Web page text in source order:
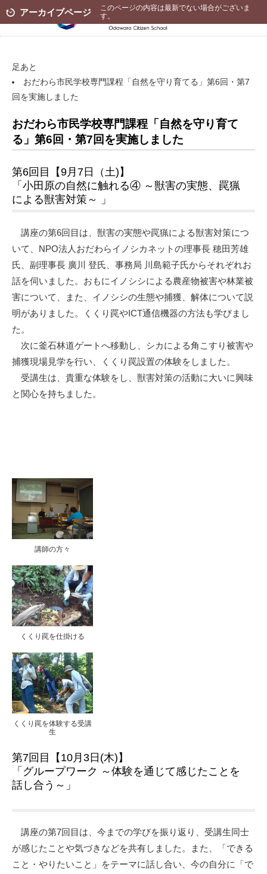
アーカイブページ
このページの内容は最新でない場合がございま
す。
足あと
おだわら市民学校専門課程「自然を守り育てる」第6回・第7
回を実施しました
おだわら市民学校専門課程「自然を守り育て
る」第6回・第7回を実施しました
第6回目【9月7日（土)】
「小田原の自然に触れる④ ～獣害の実態、罠猟
による獣害対策～ 」
講座の第6回目は、獣害の実態や罠猟による獣害対策につ
いて、NPO法人おだわらイノシカネットの理事長 穂田芳雄
氏、副理事長 廣川 登氏、事務局 川島範子氏からそれぞれお
話を伺いました。おもにイノシシによる農産物被害や林業被
害について、また、イノシシの生態や捕獲、解体について説
明がありました。くくり罠やICT通信機器の方法も学びまし
た。
次に釜石林道ゲートへ移動し、シカによる角こすり被害や
捕獲現場見学を行い、くくり罠設置の体験をしました。
受講生は、貴重な体験をし、獣害対策の活動に大いに興味
と関心を持ちました。
講師の方々
くくり罠を仕掛ける
くくり罠を体験する受講
生
第7回目【10月3日(木)】
「グループワーク ～体験を通じて感じたことを
話し合う～」
講座の第7回目は、今までの学びを振り返り、受講生同士
が感じたことや気づきなどを共有しました。また、「できる
こと・やりたいこと」をテーマに話し合い、今の自分に「で